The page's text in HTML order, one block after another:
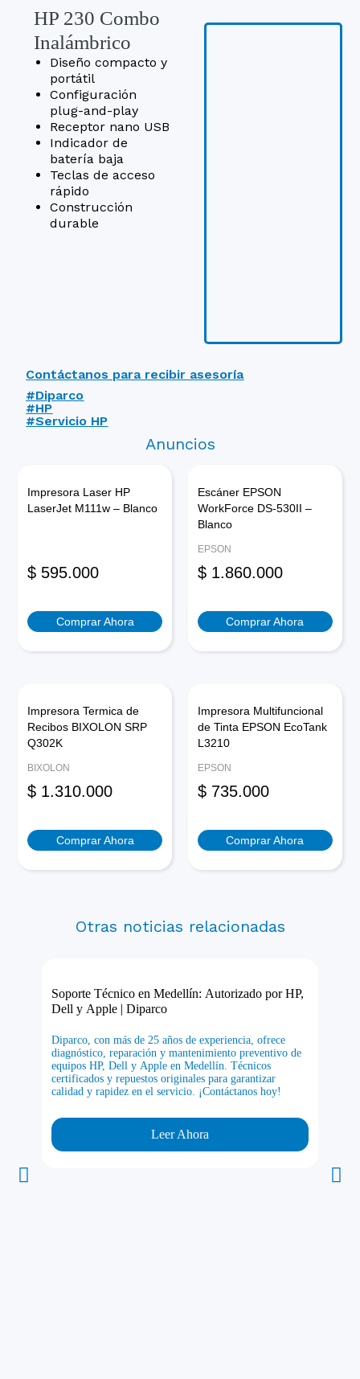
HP 230 Combo
Inalámbrico
Diseño compacto y
portátil
Configuración
plug-and-play
Receptor nano USB
Indicador de
batería baja
Teclas de acceso
rápido
Construcción
durable
Contáctanos para recibir asesoría
#Diparco
#HP
#Servicio HP
Anuncios
Impresora Laser HP
LaserJet M111w – Blanco
$ 595.000
Comprar Ahora
Escáner EPSON
WorkForce DS-530II –
Blanco
EPSON
$ 1.860.000
Comprar Ahora
Impresora Termica de
Recibos BIXOLON SRP
Q302K
BIXOLON
$ 1.310.000
Comprar Ahora
Impresora Multifuncional
de Tinta EPSON EcoTank
L3210
EPSON
$ 735.000
Comprar Ahora
Otras noticias relacionadas
Soporte Técnico en Medellín: Autorizado por HP,
Dell y Apple | Diparco
Diparco, con más de 25 años de experiencia, ofrece
diagnóstico, reparación y mantenimiento preventivo de
equipos HP, Dell y Apple en Medellín. Técnicos
certificados y repuestos originales para garantizar
calidad y rapidez en el servicio. ¡Contáctanos hoy!
Leer Ahora